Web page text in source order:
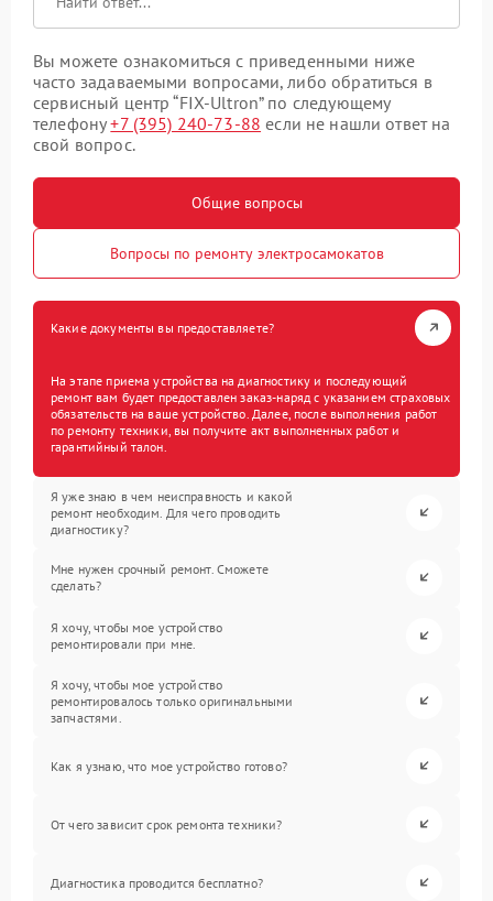
Вы можете ознакомиться с приведенными ниже
часто задаваемыми вопросами, либо обратиться в
сервисный центр “FIX-Ultron” по следующему
телефону+7 (395) 240-73-88 если не нашли ответ на
свой вопрос.
Общие вопросы
Вопросы по ремонту электросамокатов
Какие документы вы предоставляете?
На этапе приема устройства на диагностику и последующий
ремонт вам будет предоставлен заказ-наряд с указанием страховых
обязательств на ваше устройство. Далее, после выполнения работ
по ремонту техники, вы получите акт выполненных работ и
гарантийный талон.
Я уже знаю в чем неисправность и какой
ремонт необходим. Для чего проводить
диагностику?
Мне нужен срочный ремонт. Сможете
сделать?
Я хочу, чтобы мое устройство
ремонтировали при мне.
Я хочу, чтобы мое устройство
ремонтировалось только оригинальными
запчастями.
Как я узнаю, что мое устройство готово?
От чего зависит срок ремонта техники?
Диагностика проводится бесплатно?